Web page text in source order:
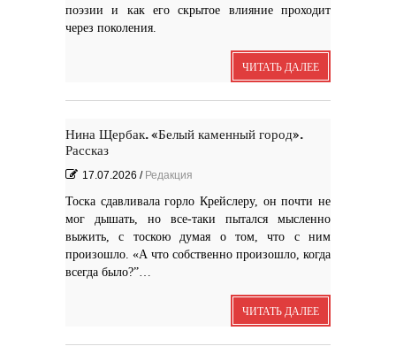
поэзии и как его скрытое влияние проходит
через поколения.
ЧИТАТЬ ДАЛЕЕ
Нина Щербак. «Белый каменный город».
Рассказ
17.07.2026 / Редакция
Тоска сдавливала горло Крейслеру, он почти не
мог дышать, но все-таки пытался мысленно
выжить, с тоскою думая о том, что с ним
произошло. «А что собственно произошло, когда
всегда было?”…
ЧИТАТЬ ДАЛЕЕ